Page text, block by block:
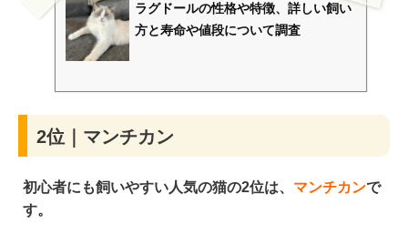
ラグドールの性格や特徴、詳しい飼い
方と寿命や値段について調査
2位｜マンチカン
初心者にも飼いやすい人気の猫の2位は、 マンチカンで
す。